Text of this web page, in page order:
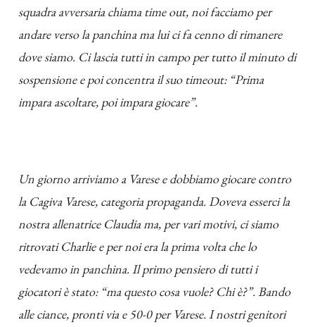
squadra avversaria chiama time out, noi facciamo per
andare verso la panchina ma lui ci fa cenno di rimanere
dove siamo. Ci lascia tutti in campo per tutto il minuto di
sospensione e poi concentra il suo timeout: “Prima
impara ascoltare, poi impara giocare”.
Un giorno arriviamo a Varese e dobbiamo giocare contro
la Cagiva Varese, categoria propaganda. Doveva esserci la
nostra allenatrice Claudia ma, per vari motivi, ci siamo
ritrovati Charlie e per noi era la prima volta che lo
vedevamo in panchina. Il primo pensiero di tutti i
giocatori è stato: “ma questo cosa vuole? Chi è?”. Bando
alle ciance, pronti via e 50-0 per Varese. I nostri genitori